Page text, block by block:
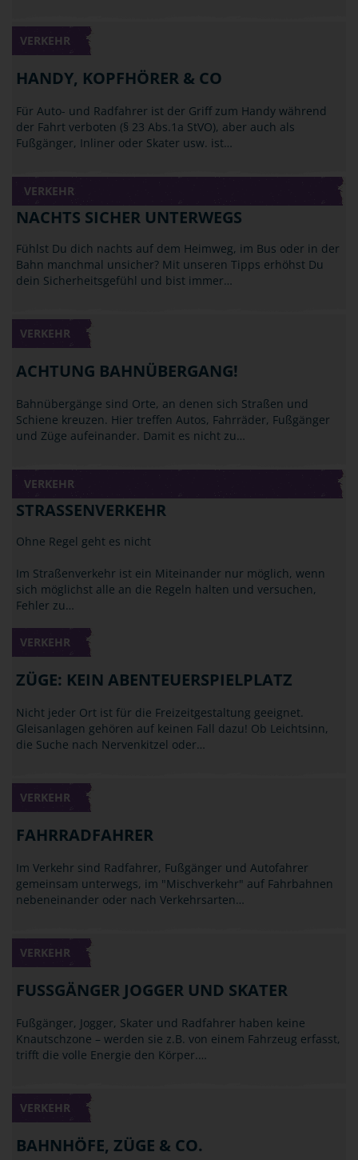
VERKEHR
HANDY, KOPFHÖRER & CO
Für Auto- und Radfahrer ist der Griff zum Handy während
der Fahrt verboten (§ 23 Abs.1a StVO), aber auch als
Fußgänger, Inliner oder Skater usw. ist…
VERKEHR
NACHTS SICHER UNTERWEGS
Fühlst Du dich nachts auf dem Heimweg, im Bus oder in der
Bahn manchmal unsicher? Mit unseren Tipps erhöhst Du
dein Sicherheitsgefühl und bist immer…
VERKEHR
ACHTUNG BAHNÜBERGANG!
Bahnübergänge sind Orte, an denen sich Straßen und
Schiene kreuzen. Hier treffen Autos, Fahrräder, Fußgänger
und Züge aufeinander. Damit es nicht zu…
VERKEHR
STRASSENVERKEHR
Ohne Regel geht es nicht
Im Straßenverkehr ist ein Miteinander nur möglich, wenn
sich möglichst alle an die Regeln halten und versuchen,
Fehler zu…
VERKEHR
ZÜGE: KEIN ABENTEUERSPIELPLATZ
Nicht jeder Ort ist für die Freizeitgestaltung geeignet.
Gleisanlagen gehören auf keinen Fall dazu! Ob Leichtsinn,
die Suche nach Nervenkitzel oder…
VERKEHR
FAHRRADFAHRER
Im Verkehr sind Radfahrer, Fußgänger und Autofahrer
gemeinsam unterwegs, im "Mischverkehr" auf Fahrbahnen
nebeneinander oder nach Verkehrsarten…
VERKEHR
FUSSGÄNGER JOGGER UND SKATER
Fußgänger, Jogger, Skater und Radfahrer haben keine
Knautschzone – werden sie z.B. von einem Fahrzeug erfasst,
trifft die volle Energie den Körper.…
VERKEHR
BAHNHÖFE, ZÜGE & CO.